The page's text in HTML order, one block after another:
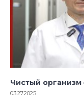
Чистый организм
03.27.2025